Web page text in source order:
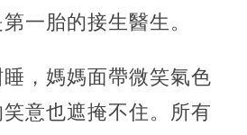
一胎的接生醫生。
，媽媽面帶微笑氣色
意也遮掩不住。所有